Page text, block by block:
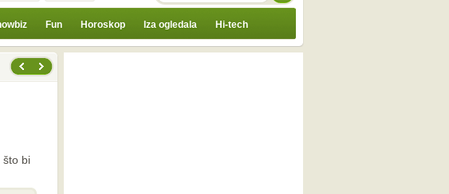
Fun Horoskop Iza ogledala Hi-tech
što bi